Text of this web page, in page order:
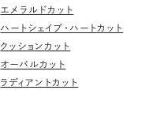
エメラルドカット
ハートシェイプ・ハートカット
クッションカット
オーバルカット
ラディアントカット